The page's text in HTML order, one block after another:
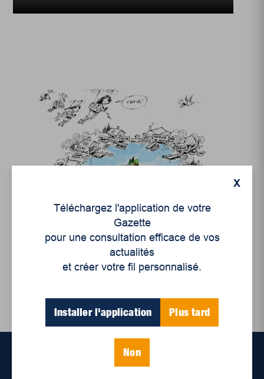
Retrouver nos lacs et
nos cours d’eau
X
Téléchargez l'application de votre
Gazette
pour une consultation efficace de vos
actualités
et créer votre fil personnalisé.
Installer l'application Plus tard
Non